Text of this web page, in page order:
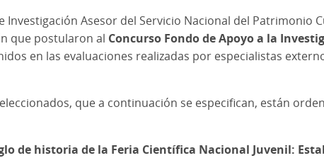
Investigación Asesor del Servicio Nacional del
que postularon al Concurso Fondo de Apoyo a la
en las evaluaciones realizadas por especialistas
que a continuación se especifican, están
de historia de la Feria Científica Nacional Juvenil: